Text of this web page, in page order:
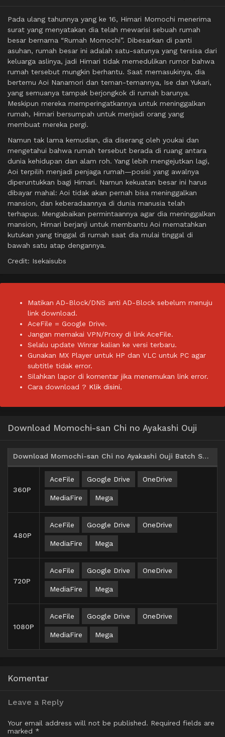
Pada ulang tahunnya yang ke 16, Himari Momochi menerima
surat yang menyatakan dia telah mewarisi sebuah rumah
besar bernama “Rumah Momochi”. Dibesarkan di panti
asuhan, rumah besar ini adalah satu-satunya yang tersisa dari
keluarga aslinya, jadi Himari tidak memedulikan rumor bahwa
rumah tersebut mungkin berhantu. Saat memasukinya, dia
bertemu Aoi Nanamori dan teman-temannya, Ise dan Yukari,
yang semuanya tampak berjongkok di rumah barunya.
Meskipun mereka memperingatkannya untuk meninggalkan
rumah, Himari bersumpah untuk menjadi orang yang
membuat mereka pergi.
Namun tak lama kemudian, dia diserang oleh youkai dan
mengetahui bahwa rumah tersebut berada di ruang antara
dunia kehidupan dan alam roh. Yang lebih mengejutkan lagi,
Aoi terpilih menjadi penjaga rumah—posisi yang awalnya
diperuntukkan bagi Himari. Namun kekuatan besar ini harus
dibayar mahal: Aoi tidak akan pernah bisa meninggalkan
mansion, dan keberadaannya di dunia manusia telah
terhapus. Mengabaikan permintaannya agar dia meninggalkan
mansion, Himari berjanji untuk membantu Aoi mematahkan
kutukan yang tinggal di rumah saat dia mulai tinggal di
bawah satu atap dengannya.
Credit: Isekaisubs
Matikan AD-Block/DNS anti AD-Block sebelum menuju
link download.
AceFile = Google Drive.
Jangan memakai VPN/Proxy di link AceFile.
Selalu update Winrar kalian ke versi terbaru.
Gunakan MX Player untuk HP dan VLC untuk PC agar
subtitle tidak error.
Silahkan lapor di komentar jika menemukan link error.
Cara download ? Klik disini.
Download Momochi-san Chi no Ayakashi Ouji
Download Momochi-san Chi no Ayakashi Ouji Batch Subtitle Indonesia
360P
AceFile Google Drive OneDrive
MediaFire Mega
480P
AceFile Google Drive OneDrive
MediaFire Mega
720P
AceFile Google Drive OneDrive
MediaFire Mega
1080P
AceFile Google Drive OneDrive
MediaFire Mega
Komentar
Leave a Reply
Your email address will not be published. Required fields are
marked *